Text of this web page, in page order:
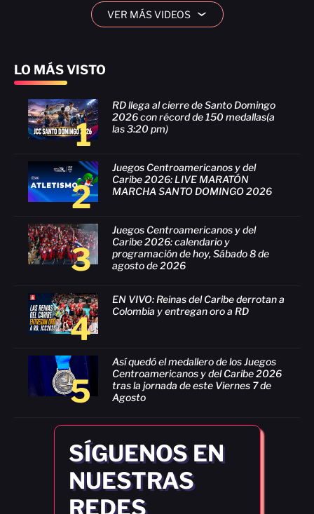
LO MÁS VISTO
1
RD llega al cierre de Santo Domingo
2026 con récord de 150 medallas(a
las 3:20 pm)
2
Juegos Centroamericanos y del
Caribe 2026: LIVE MARATÓN
MARCHA SANTO DOMINGO 2026
3
Juegos Centroamericanos y del
Caribe 2026: calendario y
programación de hoy, Sábado 8 de
agosto de 2026
4
EN VIVO: Reinas del Caribe derrotan a
Colombia y entregan oro a RD
5
Así quedó el medallero de los Juegos
Centroamericanos y del Caribe 2026
tras la jornada de este Viernes 7 de
Agosto
SÍGUENOS EN
NUESTRAS
REDES
VER MÁS VIDEOS ›